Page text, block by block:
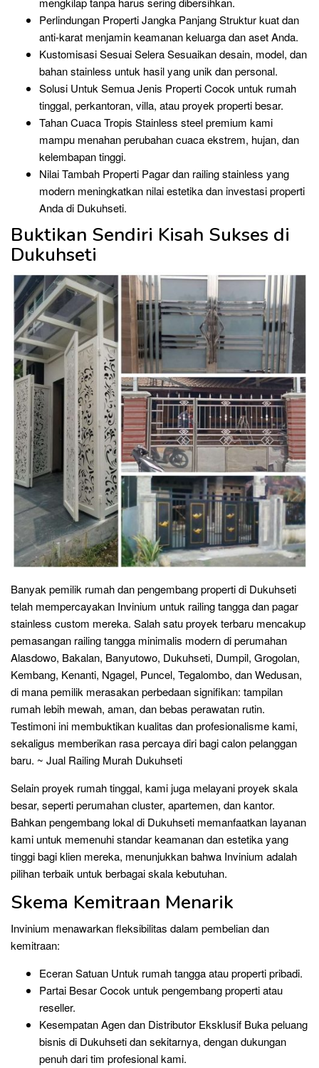
Perlindungan Properti Jangka Panjang Struktur kuat dan
anti-karat menjamin keamanan keluarga dan aset Anda.
Kustomisasi Sesuai Selera Sesuaikan desain, model, dan
bahan stainless untuk hasil yang unik dan personal.
Solusi Untuk Semua Jenis Properti Cocok untuk rumah
tinggal, perkantoran, villa, atau proyek properti besar.
Tahan Cuaca Tropis Stainless steel premium kami
mampu menahan perubahan cuaca ekstrem, hujan, dan
kelembapan tinggi.
Nilai Tambah Properti Pagar dan railing stainless yang
modern meningkatkan nilai estetika dan investasi properti
Anda di Dukuhseti.
Buktikan Sendiri Kisah Sukses di
Dukuhseti
Banyak pemilik rumah dan pengembang properti di Dukuhseti
telah mempercayakan Invinium untuk railing tangga dan pagar
stainless custom mereka. Salah satu proyek terbaru mencakup
pemasangan railing tangga minimalis modern di perumahan
Alasdowo, Bakalan, Banyutowo, Dukuhseti, Dumpil, Grogolan,
Kembang, Kenanti, Ngagel, Puncel, Tegalombo, dan Wedusan,
di mana pemilik merasakan perbedaan signifikan: tampilan
rumah lebih mewah, aman, dan bebas perawatan rutin.
Testimoni ini membuktikan kualitas dan profesionalisme kami,
sekaligus memberikan rasa percaya diri bagi calon pelanggan
baru. ~ Jual Railing Murah Dukuhseti
Selain proyek rumah tinggal, kami juga melayani proyek skala
besar, seperti perumahan cluster, apartemen, dan kantor.
Bahkan pengembang lokal di Dukuhseti memanfaatkan layanan
kami untuk memenuhi standar keamanan dan estetika yang
tinggi bagi klien mereka, menunjukkan bahwa Invinium adalah
pilihan terbaik untuk berbagai skala kebutuhan.
Skema Kemitraan Menarik
Invinium menawarkan fleksibilitas dalam pembelian dan
kemitraan:
Eceran Satuan Untuk rumah tangga atau properti pribadi.
Partai Besar Cocok untuk pengembang properti atau
reseller.
Kesempatan Agen dan Distributor Eksklusif Buka peluang
bisnis di Dukuhseti dan sekitarnya, dengan dukungan
penuh dari tim profesional kami.